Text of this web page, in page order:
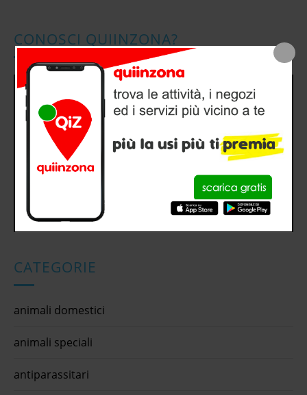
CONOSCI QUIINZONA?
Video
Player
00:00
CATEGORIE
animali domestici
animali speciali
antiparassitari